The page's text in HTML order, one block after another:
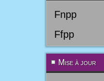
Fnpp
Ffpp
Mise à jour